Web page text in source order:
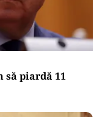
să piardă 11